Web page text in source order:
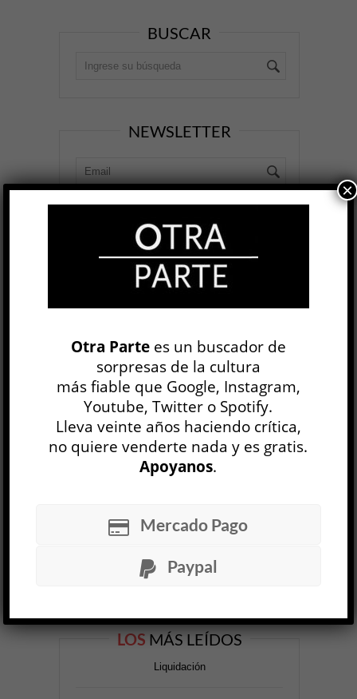
BUSCAR
NEWSLETTER
30 NÚMEROS
ARCHIVO OP SEMANAL
LOS MÁS LEÍDOS
Liquidación
Otra Partees un buscador de
sorpresas de la cultura
más fiable que Google, Instagram,
Youtube, Twitter o Spotify.
Lleva veinte años haciendo crítica,
no quiere venderte nada y es gratis.
Apoyanos.
Mercado Pago
Paypal
×